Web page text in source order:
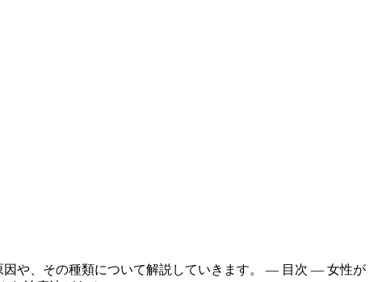
因や、その種類について解説していきます。 — 目次 — 女性が